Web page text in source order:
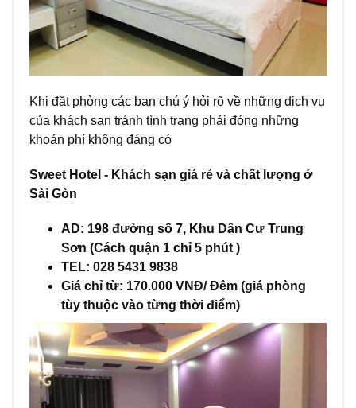
Khi đặt phòng các bạn chú ý hỏi rõ về những dịch vụ
của khách sạn tránh tình trạng phải đóng những
khoản phí không đáng có
Sweet Hotel - Khách sạn giá rẻ và chất lượng ở
Sài Gòn
AD: 198 đường số 7, Khu Dân Cư Trung
Sơn (Cách quận 1 chỉ 5 phút )
TEL: 028 5431 9838
Giá chỉ từ: 170.000 VNĐ/ Đêm (giá phòng
tùy thuộc vào từng thời điểm)